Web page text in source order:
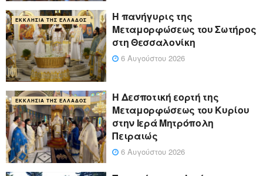
ΕΚΚΛΗΣΊΑ ΤΗΣ ΕΛΛΆΔΟΣ
Η πανήγυρις της
Μεταμορφώσεως του Σωτήρος
στη Θεσσαλονίκη
6 Αυγούστου 2026
ΕΚΚΛΗΣΊΑ ΤΗΣ ΕΛΛΆΔΟΣ
Η Δεσποτική εορτή της
Μεταμορφώσεως του Κυρίου
στην Ιερά Μητρόπολη
Πειραιώς
6 Αυγούστου 2026